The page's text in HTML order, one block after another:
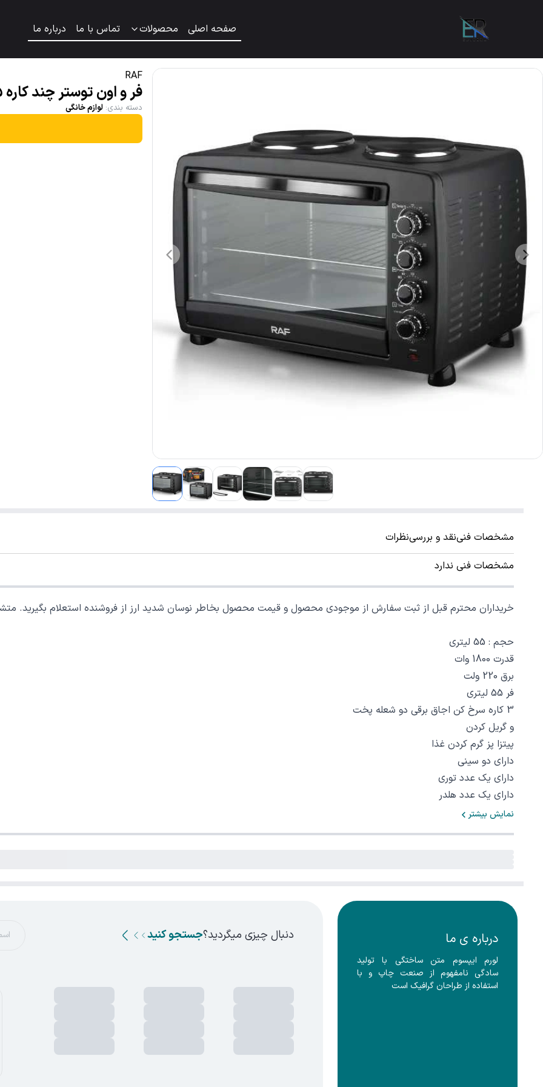
صفحه اصلی محصولات تماس با ما درباره ما
RAF
فر و اون توستر چند کاره 55لیتری راف مدل R.5317
دسته بندی: لوازم خانگی
مشخصات فنینقد و بررسینظرات
مشخصات فنی ندارد
خریداران محترم قبل از ثبت سفارش از موجودی محصول و قیمت محصول بخاطر نوسان شدید ارز از فروشنده استعلام بگیرید. متشکرم ،
حجم : 55 لیتری
قدرت 1800 وات
برق 220 ولت
فر 55 لیتری
3 کاره سرخ کن اجاق برقی دو شعله پخت
و گریل کردن
پیتزا پز گرم کردن غذا
دارای دو سینی
دارای یک عدد توری
دارای یک عدد هلدر
نمایش بیشتر
درباره ی ما
استفاده از طراحان گرافیک است
دنبال چیزی میگردید؟جستجو کنید